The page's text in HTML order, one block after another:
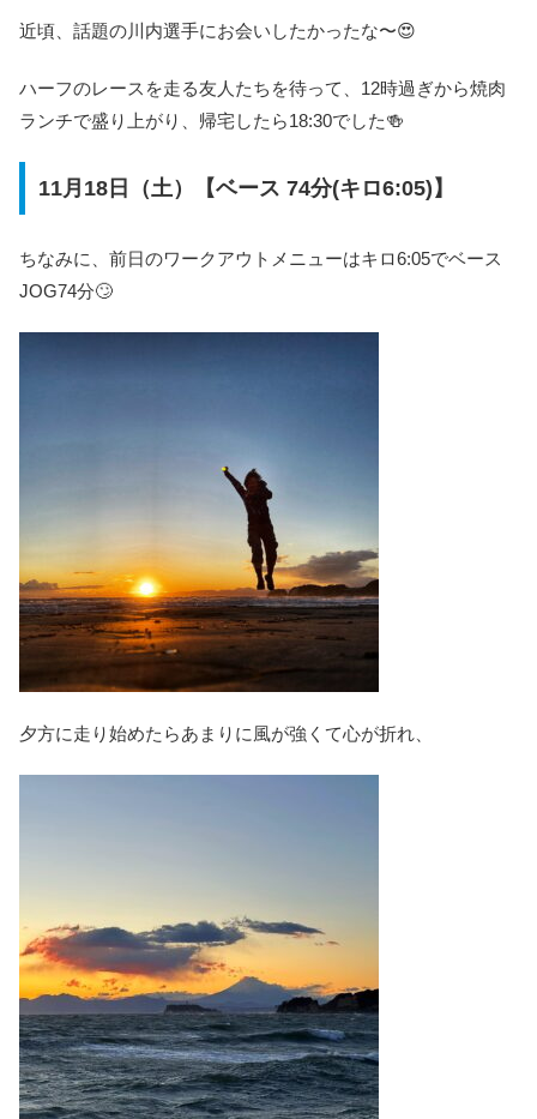
近頃、話題の川内選手にお会いしたかったな〜😍
ハーフのレースを走る友人たちを待って、12時過ぎから焼肉
ランチで盛り上がり、帰宅したら18:30でした🍻
11月18日（土）【ベース 74分(キロ6:05)】
ちなみに、前日のワークアウトメニューはキロ6:05でベース
JOG74分🙄
夕方に走り始めたらあまりに風が強くて心が折れ、